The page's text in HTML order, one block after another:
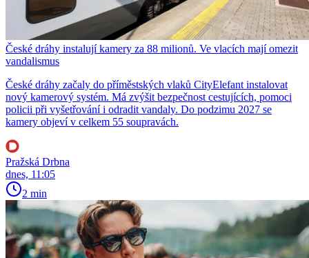
České dráhy instalují kamery za 88 milionů. Ve vlacích mají omezit
vandalismus
České dráhy začaly do příměstských vlaků CityElefant instalovat
nový kamerový systém. Má zvýšit bezpečnost cestujících, pomoci
policii při vyšetřování i odradit vandaly. Do podzimu 2027 se
kamery objeví v celkem 55 soupravách.
Pražská Drbna
dnes, 11:05
2 min